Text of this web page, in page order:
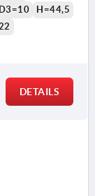
D3=10
H=44,5
DETAILS